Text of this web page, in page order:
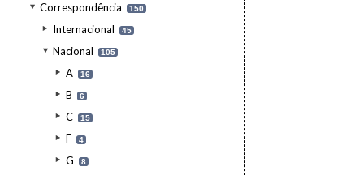
Correspondência 150
Internacional 45
Nacional 105
A 16
B 6
C 15
F 4
G 8